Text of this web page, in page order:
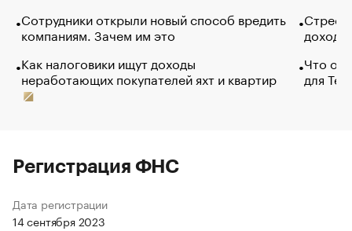
Сотрудники открыли новый способ вредить
компаниям. Зачем им это
Как налоговики ищут доходы
неработающих покупателей яхт и квартир
Что
для
Регистрация ФНС
Дата регистрации
14 сентября 2023